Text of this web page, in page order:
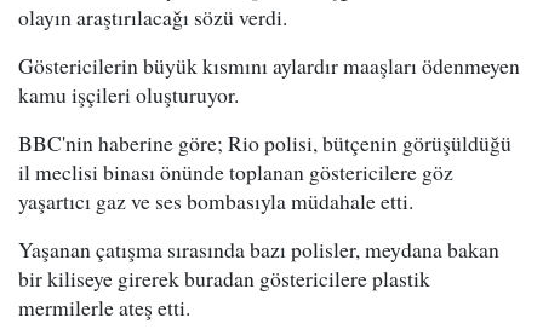
olayın araştırılacağı sözü verdi.
Göstericilerin büyük kısmını aylardır maaşları ödenmeyen
kamu işçileri oluşturuyor.
BBC'nin haberine göre; Rio polisi, bütçenin görüşüldüğü
il meclisi binası önünde toplanan göstericilere göz
yaşartıcı gaz ve ses bombasıyla müdahale etti.
Yaşanan çatışma sırasında bazı polisler, meydana bakan
bir kiliseye girerek buradan göstericilere plastik
mermilerle ateş etti.